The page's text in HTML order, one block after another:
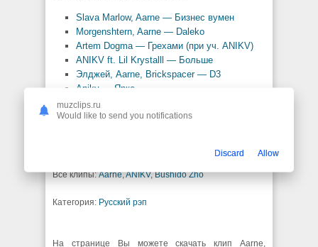
Slava Marlow, Aarne — Бизнес вумен
Morgenshtern, Aarne — Daleko
Artem Dogma — Грехами (при уч. ANIKV)
ANIKV ft. Lil Krystalll — Больше
Элджей, Aarne, Brickspacer — D3
Anikv — Ярко
ANIKV ft. SALUKI — Меня не будет
ANIKV ft. SALUKI — Огни
Все клипы:Aarne,ANIKV,Bushido Zho
Категория: Русский рэп
На странице Вы можете скачать клип Aarne,
muzclips.ru
Would like to send you notifications
Discard Allow